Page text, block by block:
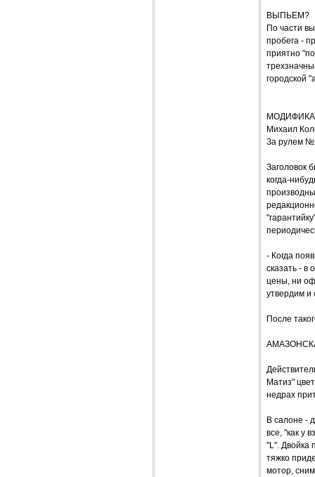
ВЫПЬЕМ?
По части
пробега -
приятно
городской
Михаил
За рулем
Заголовок
когда-
- Когда
сказать - в
цены, ни
утвердим и
После
Матиз"
недрах
В салоне -
все, "как у
"L". Двойка
тяжко
мотор,